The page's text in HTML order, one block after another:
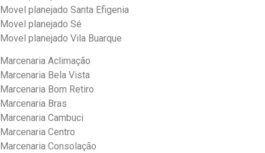
Movel planejado Santa Efigenia
Movel planejado Sé
Movel planejado Vila Buarque
Marcenaria Aclimação
Marcenaria Bela Vista
Marcenaria Bom Retiro
Marcenaria Bras
Marcenaria Cambuci
Marcenaria Centro
Marcenaria Consolação